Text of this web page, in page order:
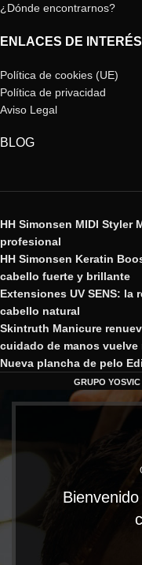
¿Dónde encontrarnos?
ENLACES DE INTERÉS
Política de cookies (UE)
Política de privacidad
Aviso Legal
BLOG
HH Simonsen MIDI Styler
profesional
HH Simonsen Keratin
cabello fuerte y brillante
Extensiones UV SENS:
cabello natural
Skintruth Manicure
cuidado de manos vuelve
Nueva plancha de pelo
GRUPO YOSVIC